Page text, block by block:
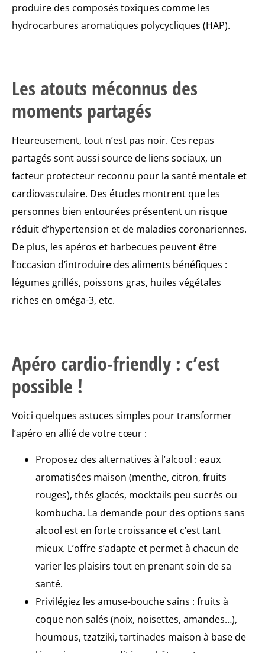
produire des composés toxiques comme les
hydrocarbures aromatiques polycycliques (HAP).
Les atouts méconnus des
moments partagés
Heureusement, tout n’est pas noir. Ces repas
partagés sont aussi source de liens sociaux, un
facteur protecteur reconnu pour la santé mentale et
cardiovasculaire. Des études montrent que les
personnes bien entourées présentent un risque
réduit d’hypertension et de maladies coronariennes.
De plus, les apéros et barbecues peuvent être
l’occasion d’introduire des aliments bénéfiques :
légumes grillés, poissons gras, huiles végétales
riches en oméga-3, etc.
Apéro cardio-friendly : c’est
possible !
Voici quelques astuces simples pour transformer
l’apéro en allié de votre cœur :
Proposez des alternatives à l’alcool : eaux
aromatisées maison (menthe, citron, fruits
rouges), thés glacés, mocktails peu sucrés ou
kombucha. La demande pour des options sans
alcool est en forte croissance et c’est tant
mieux. L’offre s’adapte et permet à chacun de
varier les plaisirs tout en prenant soin de sa
santé.
Privilégiez les amuse-bouche sains : fruits à
coque non salés (noix, noisettes, amandes…),
houmous, tzatziki, tartinades maison à base de